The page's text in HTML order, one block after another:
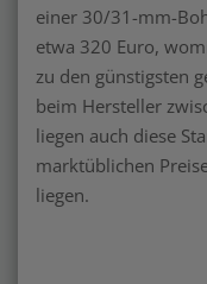
einer 30/31-mm-
etwa 320 Euro,
zu den günstigsten
beim Hersteller
liegen auch diese
marktüblichen
liegen.